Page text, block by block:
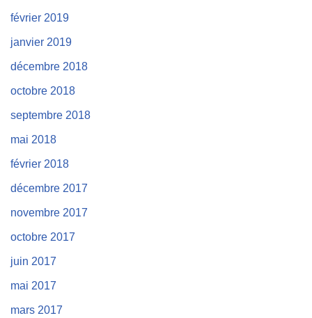
février 2019
janvier 2019
décembre 2018
octobre 2018
septembre 2018
mai 2018
février 2018
décembre 2017
novembre 2017
octobre 2017
juin 2017
mai 2017
mars 2017